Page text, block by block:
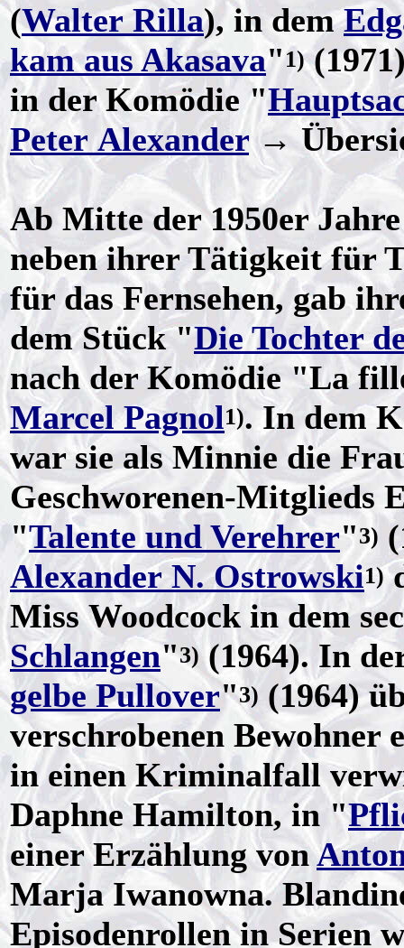
(Walter Rilla), in dem
kam aus Akasava"1)
in der Komödie "
Peter Alexander →
Ab Mitte der 1950er
neben ihrer Tätigkeit für
für das Fernsehen, gab
dem Stück "Die Tochter
nach der Komödie "La
Marcel Pagnol1). In dem
war sie als Minnie die
Geschworenen-Mitglieds
"Talente und Verehrer"3)
Alexander N. Ostrowski1)
Miss Woodcock in dem
Schlangen"3) (1964). In
gelbe Pullover"3) (1964)
verschrobenen Bewohner
in einen Kriminalfall
Daphne Hamilton, in "
einer Erzählung von
Marja Iwanowna.
Episodenrollen in Serien